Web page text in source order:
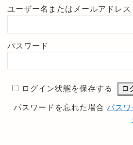
ユーザー名またはメールアドレス
パスワード
ログイン状態を保存する
パスワードを忘れた場合パスワ